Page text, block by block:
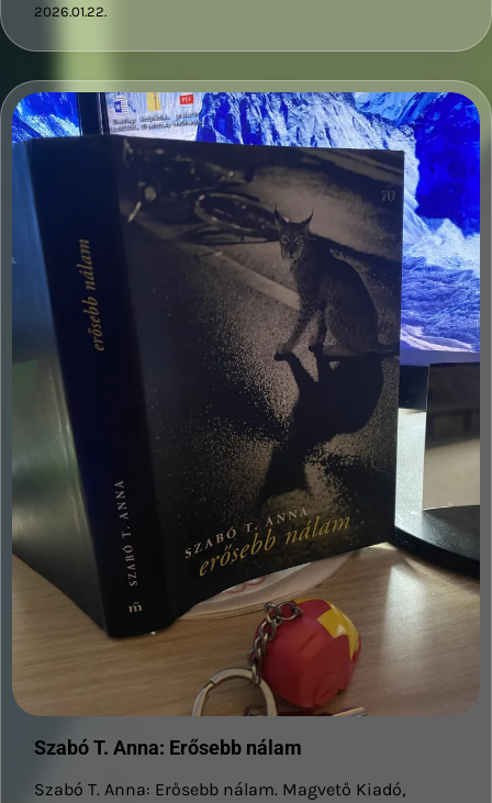
2026.01.22.
Szabó T. Anna: Erősebb nálam
Szabó T. Anna: Erősebb nálam. Magvető Kiadó,